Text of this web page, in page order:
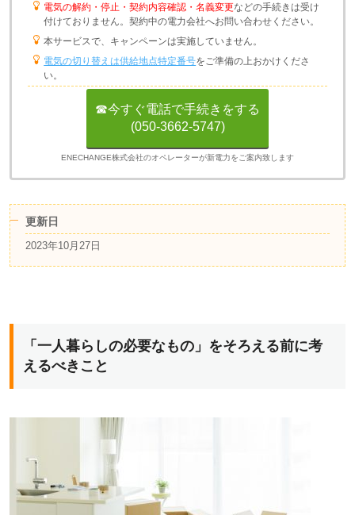
電気の解約・停止・契約内容確認・名義変更などの手続きは受け
付けておりません。契約中の電力会社へお問い合わせください。
本サービスで、キャンペーンは実施していません。
電気の切り替えは供給地点特定番号をご準備の上おかけくださ
い。
☎今すぐ電話で手続きをする
(050-3662-5747)
ENECHANGE株式会社のオペレーターが新電力をご案内致します
更新日
2023年10月27日
「一人暮らしの必要なもの」をそろえる前に考
えるべきこと